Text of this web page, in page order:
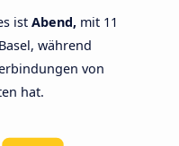
ist Abend, mit 11
während
von
hat.